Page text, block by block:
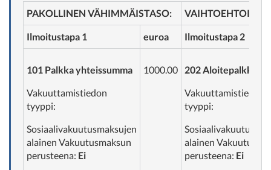
PAKOLLINEN VÄHIMMÄISTASO: VAIHTOEHTOINEN
Ilmoitustapa 1 euroa Ilmoitustapa 2
101 Palkka yhteissumma
Vakuuttamistiedon
tyyppi:
Sosiaalivakuutusmaksujen
alainen Vakuutusmaksun
perusteena: Ei
1000.00
202 Aloitepalkkio
Vakuuttamistiedon
tyyppi:
alainen
perusteena: Ei